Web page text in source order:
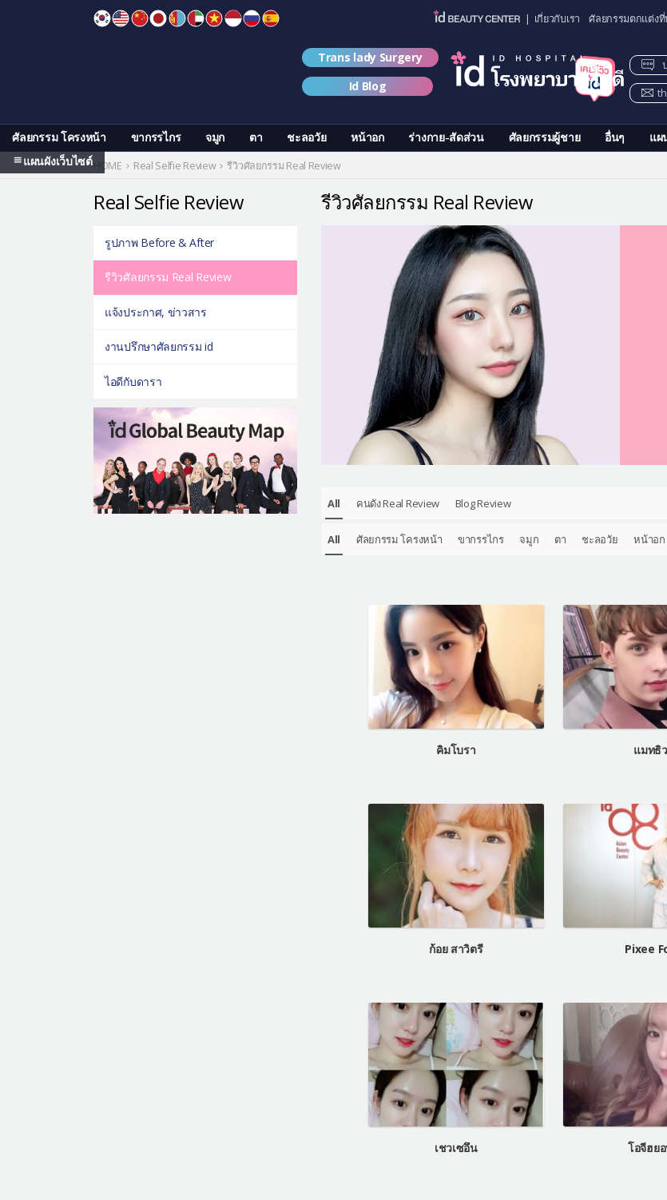
| เกี่ยวกับเรา ศัลยกรรมตกแต่ง
ศัลยกรรม โครงหน้า ขากรรไกร จมูก ตา ชะลอวัย หน้าอก ร่างกาย-สัดส่วน ศัลยกรรมผู้ชาย อื่นๆ แผ
แผนผังเว็บไซต์
Trans lady Surgery
Id Blog
HOME Real Selfie Review รีวิวศัลยกรรม Real Review
รีวิวศัลยกรรม Real Review
All คนดัง Real Review Blog Review
All ศัลยกรรม โครงหน้า ขากรรไกร จมูก ตา ชะลอวัย หน้าอก
คิมโบรา แมทธิว
ก้อย สาวิตรี Pixee
เชวเซอึน โอจีฮย
Real Selfie Review
รูปภาพ Before & After
รีวิวศัลยกรรม Real Review
แจ้งประกาศ, ข่าวสาร
งานปรึกษาศัลยกรรม id
ไอดีกับดารา